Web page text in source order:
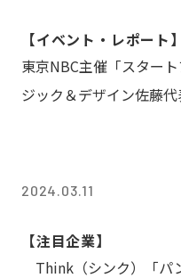
【イベント・レポート】
東京NBC主催「スター
ジック＆デザイン佐藤
2024.03.11
【注目企業】
Think（シンク）「パ